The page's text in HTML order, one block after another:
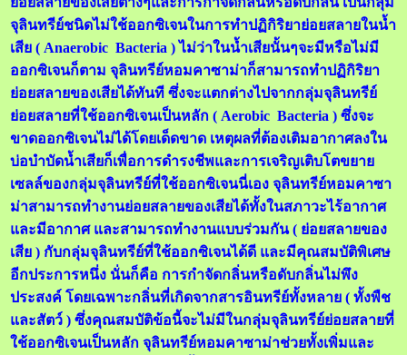
จุลินทรีย์ชนิดไม่ใช้ออกซิเจนในการทำปฏิกิริยาย่อยสลายในน้ำ
เสีย ( Anaerobic Bacteria ) ไม่ว่าในน้ำเสียนั้นๆจะมีหรือไม่มี
ออกซิเจนก็ตาม จุลินทรีย์หอมคาซาม่าก็สามารถทำปฏิกิริยา
ย่อยสลายของเสียได้ทันที ซึ่งจะแตกต่างไปจากกลุ่มจุลินทรีย์
ย่อยสลายที่ใช้ออกซิเจนเป็นหลัก ( Aerobic Bacteria ) ซึ่งจะ
ขาดออกซิเจนไม่ได้โดยเด็ดขาด เหตุผลที่ต้องเติมอากาศลงใน
บ่อบำบัดน้ำเสียก็เพื่อการดำรงชีพและการเจริญเติบโตขยาย
เซลล์ของกลุ่มจุลินทรีย์ที่ใช้ออกซิเจนนี่เอง จุลินทรีย์หอมคาซา
ม่าสามารถทำงานย่อยสลายของเสียได้ทั้งในสภาวะไร้อากาศ
และมีอากาศ และสามารถทำงานแบบร่วมกัน ( ย่อยสลายของ
เสีย ) กับกลุ่มจุลินทรีย์ที่ใช้ออกซิเจนได้ดี และมีคุณสมบัติพิเศษ
อีกประการหนึ่ง นั่นก็คือ การกำจัดกลิ่นหรือดับกลิ่นไม่พึง
ประสงค์ โดยเฉพาะกลิ่นที่เกิดจากสารอินทรีย์ทั้งหลาย ( ทั้งพืช
และสัตว์ ) ซึ่งคุณสมบัติข้อนี้จะไม่มีในกลุ่มจุลินทรีย์ย่อยสลายที่
ใช้ออกซิเจนเป็นหลัก จุลินทรีย์หอมคาซาม่าช่วยทั้งเพิ่มและ